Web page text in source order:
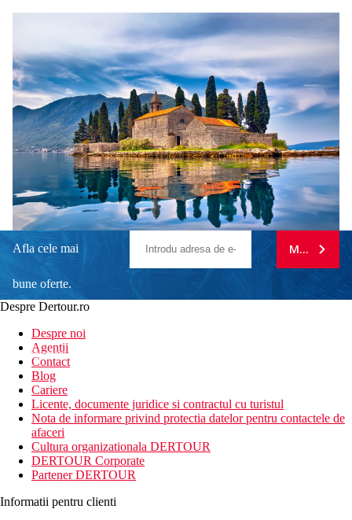
Afla cele mai
bune oferte.
newsletter!
MA
Despre Dertour.ro
Despre noi
Agentii
Contact
Blog
Cariere
Licente, documente juridice si contractul cu turistul
Nota de informare privind protectia datelor pentru contactele de
afaceri
Cultura organizationala DERTOUR
DERTOUR Corporate
Partener DERTOUR
Informatii pentru clienti